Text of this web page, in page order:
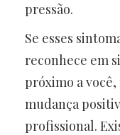
pressão.
Se esses
reconhece em
próximo a
mudança
profissional.